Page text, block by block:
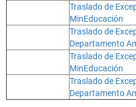
Traslado de
MinEducación
Traslado de
Departamento
Traslado de
MinEducación
Traslado de
Departamento